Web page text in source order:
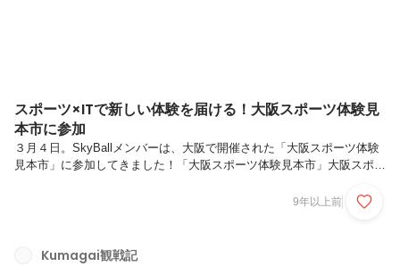
スポーツ×ITで新しい体験を届ける！大阪スポーツ体験見
本市に参加
３月４日。SkyBallメンバーは、大阪で開催された「大阪スポーツ体験
見本市」に参加してきました！「大阪スポーツ体験見本市」大阪スポー
るきっかけ、もしくは継続的に運動・スポーツを実施するきっかけを提
体感！SkyBallは、スポーツ×ITのベンチャーとして、VRコンテンツを
提供させて頂きました。≪「スポーツ×VR」中村俊輔選手のフリーキ
9年以上前
Kumagai観戦記